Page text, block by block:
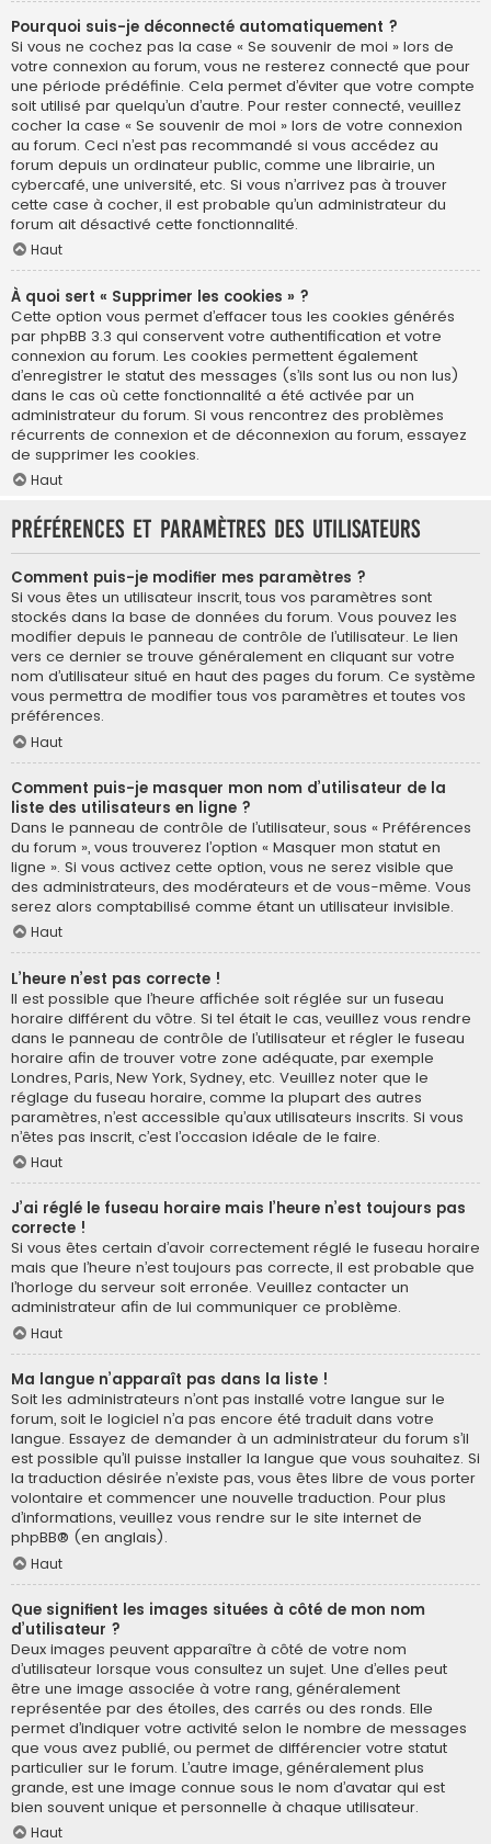
Pourquoi suis-je déconnecté automatiquement ?
Si vous ne cochez pas la case « Se souvenir de moi » lors de
votre connexion au forum, vous ne resterez connecté que pour
une période prédéfinie. Cela permet d’éviter que votre compte
soit utilisé par quelqu’un d’autre. Pour rester connecté, veuillez
cocher la case « Se souvenir de moi » lors de votre connexion
au forum. Ceci n’est pas recommandé si vous accédez au
forum depuis un ordinateur public, comme une librairie, un
cybercafé, une université, etc. Si vous n’arrivez pas à trouver
cette case à cocher, il est probable qu’un administrateur du
forum ait désactivé cette fonctionnalité.
Haut
À quoi sert « Supprimer les cookies » ?
Cette option vous permet d’effacer tous les cookies générés
par phpBB 3.3 qui conservent votre authentification et votre
connexion au forum. Les cookies permettent également
d’enregistrer le statut des messages (s’ils sont lus ou non lus)
dans le cas où cette fonctionnalité a été activée par un
administrateur du forum. Si vous rencontrez des problèmes
récurrents de connexion et de déconnexion au forum, essayez
de supprimer les cookies.
Haut
Préférences et paramètres des utilisateurs
Comment puis-je modifier mes paramètres ?
Si vous êtes un utilisateur inscrit, tous vos paramètres sont
stockés dans la base de données du forum. Vous pouvez les
modifier depuis le panneau de contrôle de l’utilisateur. Le lien
vers ce dernier se trouve généralement en cliquant sur votre
nom d’utilisateur situé en haut des pages du forum. Ce système
vous permettra de modifier tous vos paramètres et toutes vos
préférences.
Haut
Comment puis-je masquer mon nom d’utilisateur de la
liste des utilisateurs en ligne ?
Dans le panneau de contrôle de l’utilisateur, sous « Préférences
du forum », vous trouverez l’option « Masquer mon statut en
ligne ». Si vous activez cette option, vous ne serez visible que
des administrateurs, des modérateurs et de vous-même. Vous
serez alors comptabilisé comme étant un utilisateur invisible.
Haut
L’heure n’est pas correcte !
Il est possible que l’heure affichée soit réglée sur un fuseau
horaire différent du vôtre. Si tel était le cas, veuillez vous rendre
dans le panneau de contrôle de l’utilisateur et régler le fuseau
horaire afin de trouver votre zone adéquate, par exemple
Londres, Paris, New York, Sydney, etc. Veuillez noter que le
réglage du fuseau horaire, comme la plupart des autres
paramètres, n’est accessible qu’aux utilisateurs inscrits. Si vous
n’êtes pas inscrit, c’est l’occasion idéale de le faire.
Haut
J’ai réglé le fuseau horaire mais l’heure n’est toujours pas
correcte !
Si vous êtes certain d’avoir correctement réglé le fuseau horaire
mais que l’heure n’est toujours pas correcte, il est probable que
l’horloge du serveur soit erronée. Veuillez contacter un
administrateur afin de lui communiquer ce problème.
Haut
Ma langue n’apparaît pas dans la liste !
Soit les administrateurs n’ont pas installé votre langue sur le
forum, soit le logiciel n’a pas encore été traduit dans votre
langue. Essayez de demander à un administrateur du forum s’il
est possible qu’il puisse installer la langue que vous souhaitez. Si
la traduction désirée n’existe pas, vous êtes libre de vous porter
volontaire et commencer une nouvelle traduction. Pour plus
d’informations, veuillez vous rendre sur le site internet de
phpBB® (en anglais).
Haut
Que signifient les images situées à côté de mon nom
d’utilisateur ?
Deux images peuvent apparaître à côté de votre nom
d’utilisateur lorsque vous consultez un sujet. Une d’elles peut
être une image associée à votre rang, généralement
représentée par des étoiles, des carrés ou des ronds. Elle
permet d’indiquer votre activité selon le nombre de messages
que vous avez publié, ou permet de différencier votre statut
particulier sur le forum. L’autre image, généralement plus
grande, est une image connue sous le nom d’avatar qui est
bien souvent unique et personnelle à chaque utilisateur.
Haut